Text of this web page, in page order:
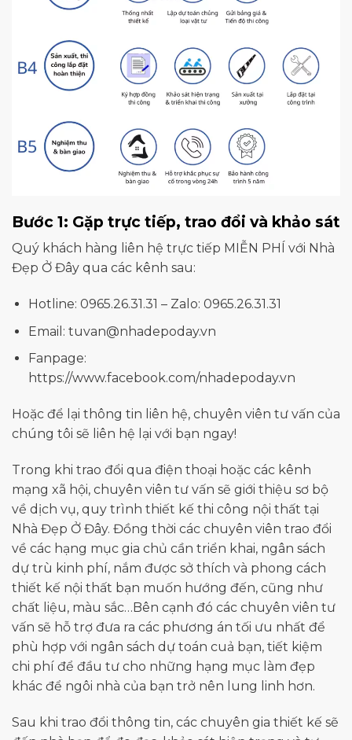
Bước 1: Gặp trực tiếp, trao đổi và khảo sát
Quý khách hàng liên hệ trực tiếp MIỄN PHÍ với Nhà
Đẹp Ở Đây qua các kênh sau:
Hotline: 0965.26.31.31 – Zalo: 0965.26.31.31
Email: tuvan@nhadepoday.vn
Fanpage:
https://www.facebook.com/nhadepoday.vn
Hoặc để lại thông tin liên hệ, chuyên viên tư vấn của
chúng tôi sẽ liên hệ lại với bạn ngay!
Trong khi trao đổi qua điện thoại hoặc các kênh
mạng xã hội, chuyên viên tư vấn sẽ giới thiệu sơ bộ
về dịch vụ, quy trình thiết kế thi công nội thất tại
Nhà Đẹp Ở Đây. Đồng thời các chuyên viên trao đổi
về các hạng mục gia chủ cần triển khai, ngân sách
dự trù kinh phí, nắm được sở thích và phong cách
thiết kế nội thất bạn muốn hướng đến, cũng như
chất liệu, màu sắc…Bên cạnh đó các chuyên viên tư
vấn sẽ hỗ trợ đưa ra các phương án tối ưu nhất để
phù hợp với ngân sách dự toán cuả bạn, tiết kiệm
chi phí để đầu tư cho những hạng mục làm đẹp
khác để ngôi nhà của bạn trở nên lung linh hơn.
Sau khi trao đổi thông tin, các chuyên gia thiết kế sẽ